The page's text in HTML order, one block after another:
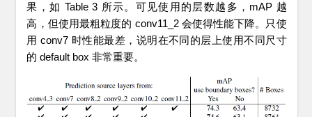
果，如 Table 3 所示。可见使用的层数越多，mAP 越
高，但使用最粗粒度的 conv11_2 会使得性能下降。只使
用 conv7 时性能最差，说明在不同的层上使用不同尺寸
的 default box 非常重要。